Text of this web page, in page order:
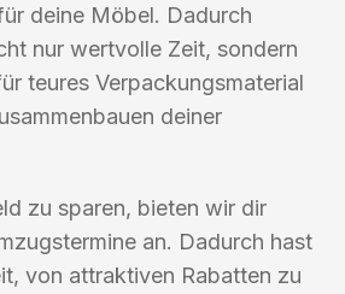
deine Möbel. Dadurch
nur wertvolle Zeit, sondern
teures Verpackungsmaterial
deiner
zu sparen, bieten wir dir
an. Dadurch hast
von attraktiven Rabatten zu